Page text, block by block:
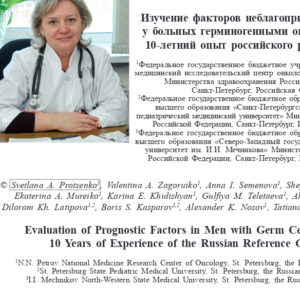
Изучение факторов
у больных герминогенными
10-летний опыт poccийского
1Федеральное государственное бюджетное
медицинский исследовательский центр
Министерства здравоохранения
Санкт-Петербург, Российская
2Федеральное государственное бюджетное
высшего образования «Санкт-
педиатрический медицинский университет»
Российской Федерации, Санкт-Петербург,
3Федеральное государственное бюджетное
высшего образования «Северо-Западный
университет им. И.И. Мечникова»
Российской Федерации, Санкт-Петербург,
© Svetlana A.   Protsenko
1 , Valentina A.   Zagoruiko
1 , Anna I.  Semenova1 ,
Ekaterina A.   Mureiko
1 , Karina E.   Khidishyan1, Gulfiya M.   Teletaeva
1,
Dilorom Kh.   Latipova
1,2 , Boris S.  Kasparov
1,2 , Alexander K.   Nosov
1 ,
Evaluation of Prognostic Factors in Men with Germ
10 Years of Experience of the Russian Reference
1N.N. Petrov National Medicine Research Center of Oncology, St. Petersburg, the
2 St. Petersburg State Pediatric Medical University, St. Petersburg, the
3I.I. Mechnikov North-Western State Medical University, St. Petersburg, the